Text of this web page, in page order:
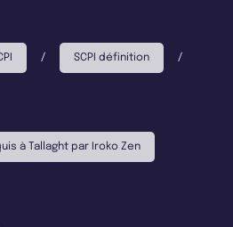
/ SCPI définition /
à Tallaght par Iroko Zen